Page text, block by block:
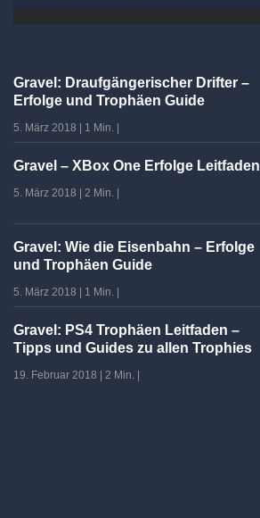
Gravel: Draufgängerischer Drifter –
Erfolge und Trophäen Guide
5. März 2018 1 Min.
Gravel – XBox One Erfolge Leitfaden
5. März 2018 2 Min.
Gravel: Wie die Eisenbahn – Erfolge
und Trophäen Guide
5. März 2018 | 1 Min. |
Gravel: PS4 Trophäen Leitfaden –
Tipps und Guides zu allen Trophies
19. Februar 2018 | 2 Min. |